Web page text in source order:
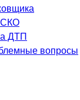
ДТП
вопросы